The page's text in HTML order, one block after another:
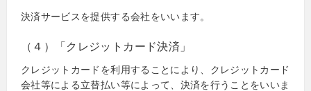
決済サービスを提供する会社をいいます。
（４）「クレジットカード決済」
クレジットカードを利用することにより、クレジットカード
会社等による立替払い等によって、決済を行うことをいいま